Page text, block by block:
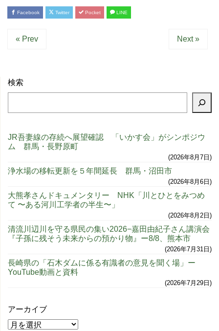
Facebook Twitter Pocket LINE
« Prev Next »
検索
JR吾妻線の存続へ展望確認 「いかす会」がシンポジウ
ム 群馬・長野原町
2026年8月7日
浄水場の移転更新を５年間延長 群馬・沼田市
2026年8月6日
大熊孝さんドキュメンタリー NHK「川とひとをみつめ
て 〜ある河川工学者の半生〜」
2026年8月2日
清流川辺川を守る県民の集い2026−嘉田由紀子さん講演会
『子孫に残そう未来からの預かり物』ー8/8、熊本市
2026年7月31日
長崎県の「石木ダムに係る有識者の意見を聞く場」ー
YouTube動画と資料
2026年7月29日
アーカイブ